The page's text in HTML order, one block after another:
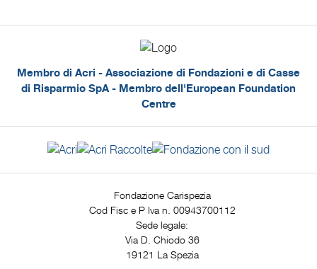
Membro di Acri - Associazione di Fondazioni e di Casse
di Risparmio SpA - Membro dell'European Foundation
Centre
Fondazione Carispezia
Cod Fisc e P Iva n. 00943700112
Sede legale:
Via D. Chiodo 36
19121 La Spezia